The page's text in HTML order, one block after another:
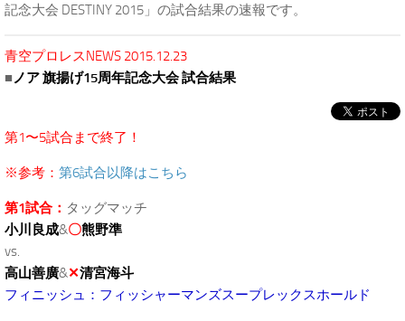
記念大会 DESTINY 2015」の試合結果の速報です。
青空プロレスNEWS 2015.12.23
■ノア 旗揚げ15周年記念大会 試合結果
第1〜5試合まで終了！
※参考： 第6試合以降はこちら
第1試合： タッグマッチ
小川良成&〇熊野準
vs.
高山善廣&✕清宮海斗
フィニッシュ：フィッシャーマンズスープレックスホールド